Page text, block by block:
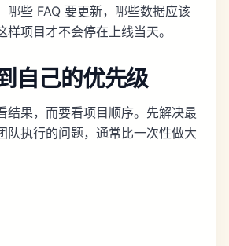
哪些 FAQ 要更新，哪些数据应该
样项目才不会停在上线当天。
自己的优先级
结果，而要看项目顺序。先解决最
队执行的问题，通常比一次性做大